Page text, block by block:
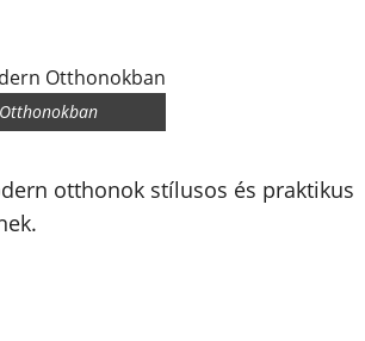
otthonok stílusos és praktikus